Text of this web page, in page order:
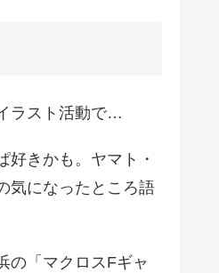
ラスト活動で…
好きかも。ヤマト・
気になったところ語
の「マクロスFギャ